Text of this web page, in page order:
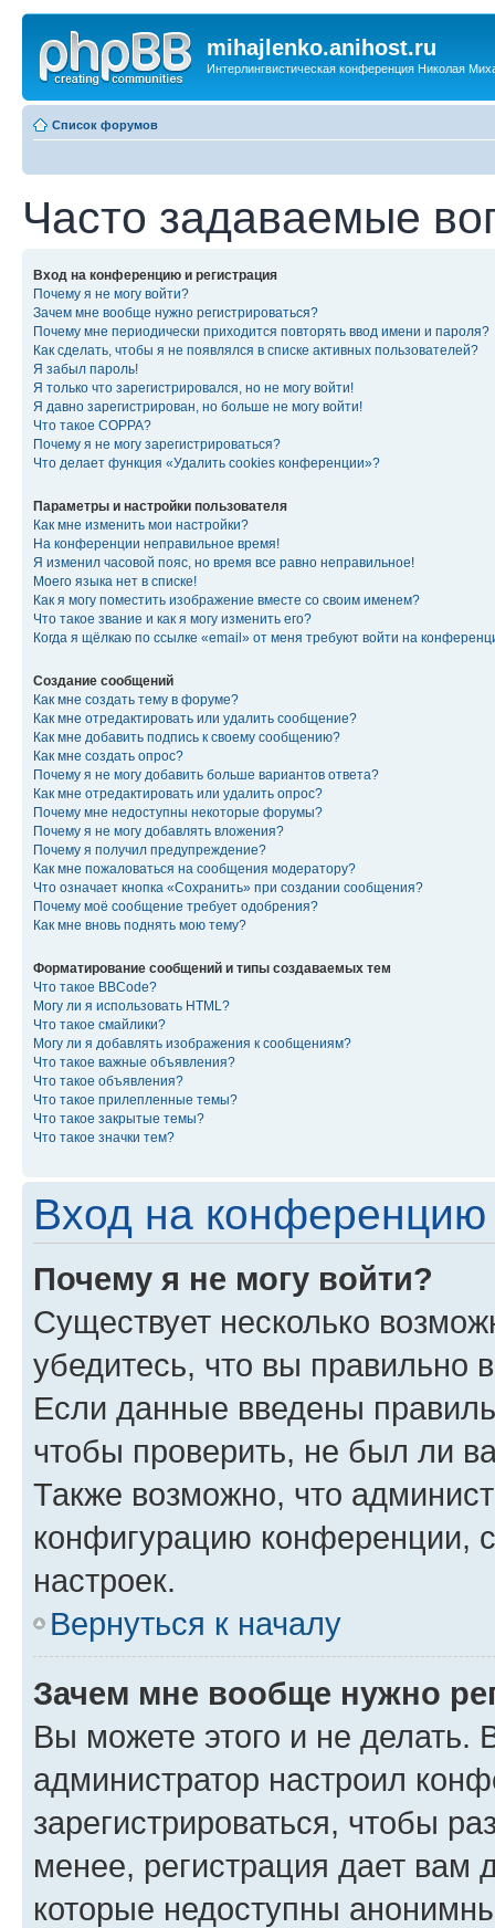
mihajlenko.anihost.ru
Интерлингвистическая конференция Николая
Список форумов
Часто задаваемые
Вход на конференцию и регистрация
Почему я не могу войти?
Зачем мне вообще нужно регистрироваться?
Почему мне периодически приходится повторять ввод имени и пароля?
Как сделать, чтобы я не появлялся в списке активных пользователей?
Я забыл пароль!
Я только что зарегистрировался, но не могу войти!
Я давно зарегистрирован, но больше не могу войти!
Что такое COPPA?
Почему я не могу зарегистрироваться?
Что делает функция «Удалить cookies конференции»?
Параметры и настройки пользователя
Как мне изменить мои настройки?
На конференции неправильное время!
Я изменил часовой пояс, но время все равно неправильное!
Моего языка нет в списке!
Как я могу поместить изображение вместе со своим именем?
Что такое звание и как я могу изменить его?
Когда я щёлкаю по ссылке «email» от меня требуют войти на
Создание сообщений
Как мне создать тему в форуме?
Как мне отредактировать или удалить сообщение?
Как мне добавить подпись к своему сообщению?
Как мне создать опрос?
Почему я не могу добавить больше вариантов ответа?
Как мне отредактировать или удалить опрос?
Почему мне недоступны некоторые форумы?
Почему я не могу добавлять вложения?
Почему я получил предупреждение?
Как мне пожаловаться на сообщения модератору?
Что означает кнопка «Сохранить» при создании сообщения?
Почему моё сообщение требует одобрения?
Как мне вновь поднять мою тему?
Форматирование сообщений и типы создаваемых тем
Что такое BBCode?
Могу ли я использовать HTML?
Что такое смайлики?
Могу ли я добавлять изображения к сообщениям?
Что такое важные объявления?
Что такое объявления?
Что такое прилепленные темы?
Что такое закрытые темы?
Что такое значки тем?
Вход на конференцию
Почему я не могу войти?
Существует несколько
убедитесь, что вы правильно
Если данные введены
чтобы проверить, не был ли
Также возможно, что
конфигурацию конференции,
настроек.
Вернуться к началу
Зачем мне вообще нужно
Вы можете этого и не делать.
администратор настроил
зарегистрироваться, чтобы
менее, регистрация дает вам
которые недоступны